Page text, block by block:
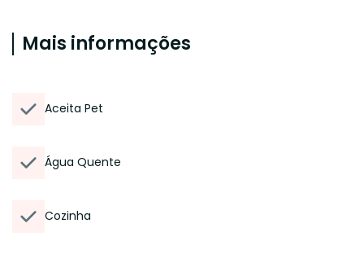
Mais informações
Aceita Pet
Água Quente
Cozinha